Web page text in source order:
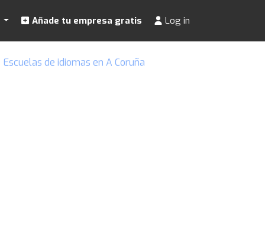
Añade tu empresa gratis Log in
Escuelas de idiomas en A Coruña